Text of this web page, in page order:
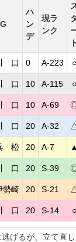
ハ
ン
デ
現ラ
ンク
口 0 A-223 ○
口 10 A-115 ○
口 10 A-69
口 20 A-32
松 20 A-7 ▲
口 20 S-39
勢崎 20 S-21
口 20 S-14 ○
げるが、立て直